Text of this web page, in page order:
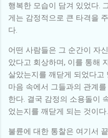
행복한 모습이 담겨 있었다.
게는 감정적으로 큰 타격을
다.
어떤 사람들은 그 순간이 자
았다고 회상하며, 이를 통해
살았는지를 깨닫게 되었다고
마음 속에서 그들과의 관계
한다. 결국 감정의 소용돌이
었는지를 깨닫게 되는 것이다.
불륜에 대한 통찰은 여기서